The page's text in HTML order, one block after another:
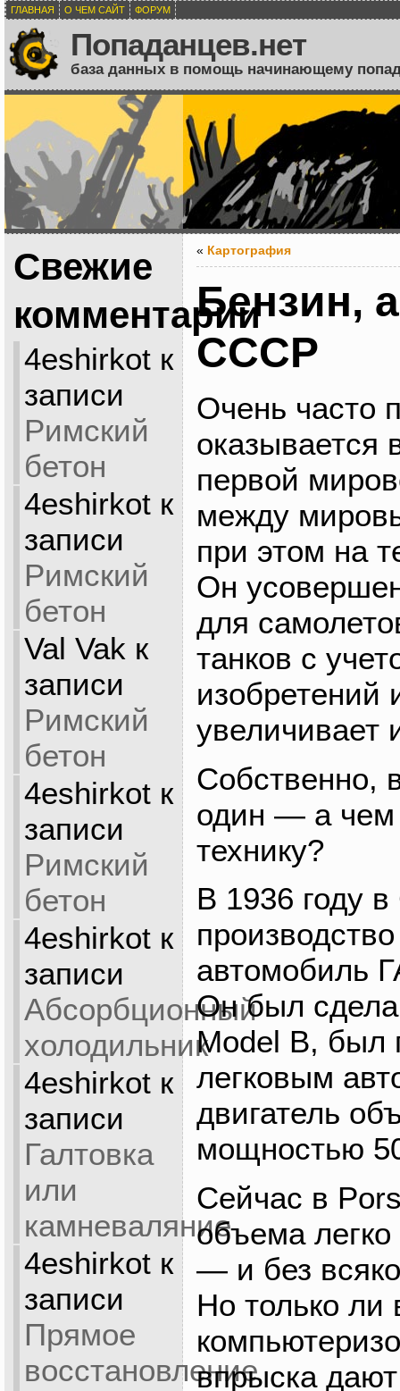
ГЛАВНАЯ О ЧЕМ САЙТ ФОРУМ
Попаданцев.нет
база данных в помощь начинающему
Свежие
комментарии
4eshirkotк
записи
Римский
бетон
4eshirkotк
записи
Римский
бетон
Val Vak к
записи
Римский
бетон
4eshirkotк
записи
Римский
бетон
4eshirkotк
записи
Абсорбционный
холодильник
4eshirkotк
записи
Галтовка
или
камневаляние
4eshirkotк
записи
Прямое
восстановление
« Картография
Бензин,
СССР
Очень часто
оказывается
первой
между
при этом на
Он
для
танков с
изобретений
увеличивает
Собственно,
один — а чем
технику?
В 1936 году
автомобиль
Он был
Model B, был
легковым
двигатель
мощностью
Сейчас в
объема
— и без
Но только ли
впрыска